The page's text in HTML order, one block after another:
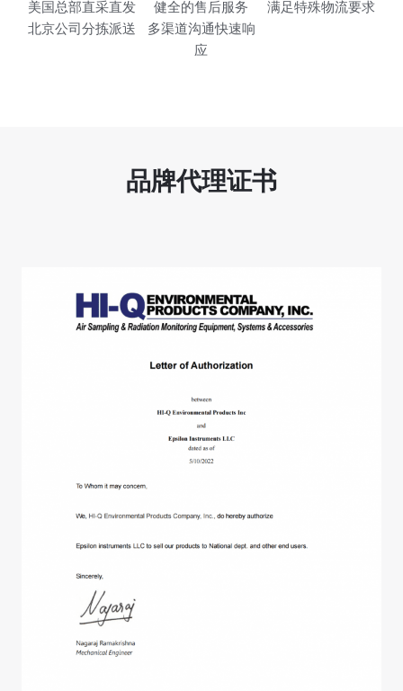
美国总部直采直发
北京公司分拣派送
健全的售后服务
多渠道沟通快速响
应
满足特殊物流要求
品牌代理证书